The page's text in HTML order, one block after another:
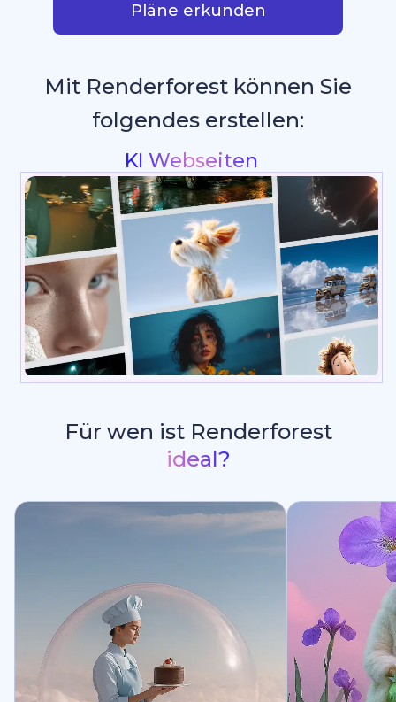
Pläne erkunden
Mit Renderforest können Sie
folgendes erstellen:
Intros &
Für wen ist Renderforest
ideal?